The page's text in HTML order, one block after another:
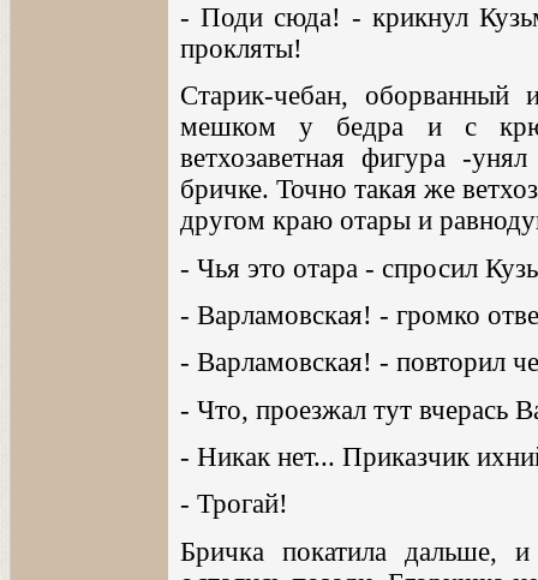
- Поди сюда! - крикнул
прокляты!
Старик-чебан,
мешком у бедра и с
ветхозаветная фигура -
бричке. Точно такая же
другом краю отары и
- Чья это отара - спросил
- Варламовская! - громко
- Варламовская! - повторил
- Что, проезжал тут вчерась
- Никак нет... Приказчик
- Трогай!
Бричка покатила дальше,